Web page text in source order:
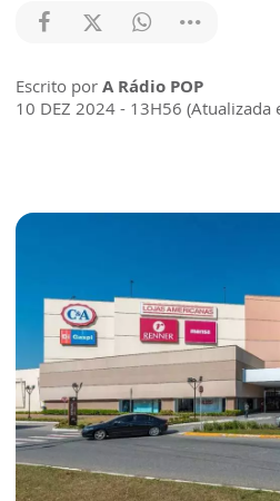
Escrito por A Rádio POP
10 DEZ 2024 - 13H56